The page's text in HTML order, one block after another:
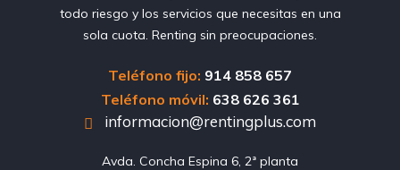
todo riesgo y los servicios que necesitas en una
sola cuota. Renting sin preocupaciones.
Teléfono fijo: 914 858 657
Teléfono móvil: 638 626 361
informacion@rentingplus.com
Avda. Concha Espina 6, 2ª planta